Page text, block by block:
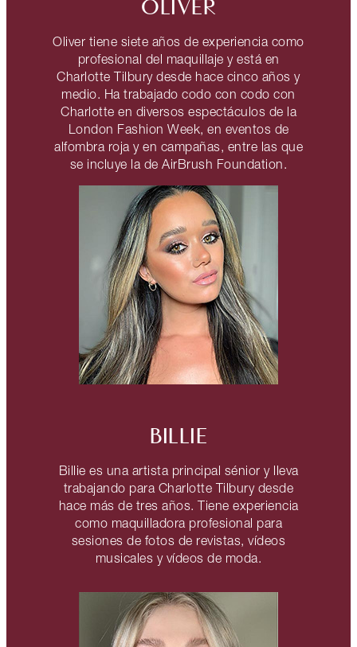
OLIVER
Oliver tiene siete años de experiencia como
profesional del maquillaje y está en
Charlotte Tilbury desde hace cinco años y
medio. Ha trabajado codo con codo con
Charlotte en diversos espectáculos de la
London Fashion Week, en eventos de
alfombra roja y en campañas, entre las que
se incluye la de AirBrush Foundation.
BILLIE
Billie es una artista principal sénior y lleva
trabajando para Charlotte Tilbury desde
hace más de tres años. Tiene experiencia
como maquilladora profesional para
sesiones de fotos de revistas, vídeos
musicales y vídeos de moda.